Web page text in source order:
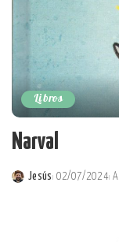
Libros
Narval
Posted
Jesús 02/07/2024